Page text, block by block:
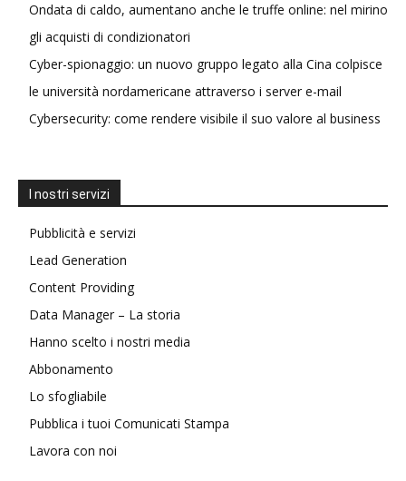
Ondata di caldo, aumentano anche le truffe online: nel mirino
gli acquisti di condizionatori
Cyber-spionaggio: un nuovo gruppo legato alla Cina colpisce
le università nordamericane attraverso i server e-mail
Cybersecurity: come rendere visibile il suo valore al business
I nostri servizi
Pubblicità e servizi
Lead Generation
Content Providing
Data Manager – La storia
Hanno scelto i nostri media
Abbonamento
Lo sfogliabile
Pubblica i tuoi Comunicati Stampa
Lavora con noi